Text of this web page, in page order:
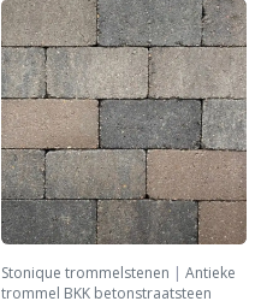
Stonique trommelstenen | Antieke
trommel BKK betonstraatsteen